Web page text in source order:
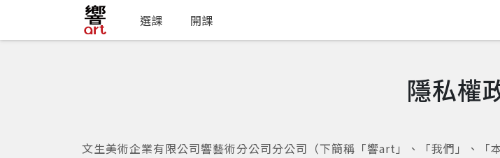
選課 開課
隱私權
文生美術企業有限公司響藝術分公司分公司（下簡稱「響art」、「我們」、「